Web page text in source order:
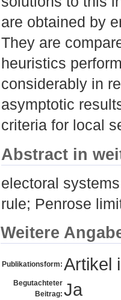
are obtained by
They are
heuristics
considerably in
asymptotic
criteria for local
Abstract in
electoral
rule; Penrose
Weitere
Publikationsform: Artikel
Begutachteter
Beitrag: Ja